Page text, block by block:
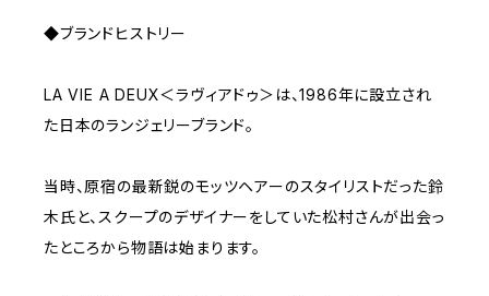
◆ブランドヒストリー
LA VIE A DEUX＜ラヴィアドゥ＞は、1986年に設立され
た日本のランジェリーブランド。
当時、原宿の最新鋭のモッツヘアーのスタイリストだった鈴
木氏と、スクープのデザイナーをしていた松村さんが出会っ
たところから物語は始まります。